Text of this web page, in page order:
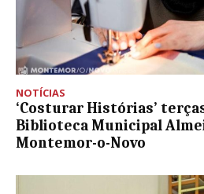
NOTÍCIAS
‘Costurar Histórias’
Biblioteca Municipal
Montemor-o-Novo